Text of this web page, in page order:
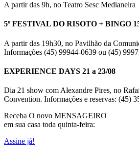
A partir das 9h, no Teatro Sesc Medianeira
5º FESTIVAL DO RISOTO + BINGO
A partir das 19h30, no Pavilhão da
Informações (45) 99944-0639 ou (45)
EXPERIENCE DAYS 21 a 23/08
Dia 21 show com Alexandre Pires, no
Convention. Informações e reservas: (45)
Receba O novo MENSAGEIRO
em sua casa toda quinta-feira:
Assine já!